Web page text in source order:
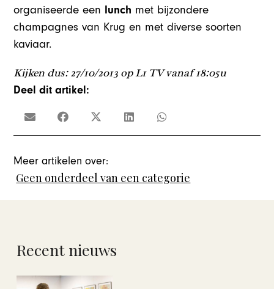
organiseerde een lunch met bijzondere
champagnes van Krug en met diverse soorten
kaviaar.
Kijken dus: 27/10/2013 op L1 TV vanaf 18:05u
Deel dit artikel:
Meer artikelen over:
Geen onderdeel van een categorie
Recent nieuws